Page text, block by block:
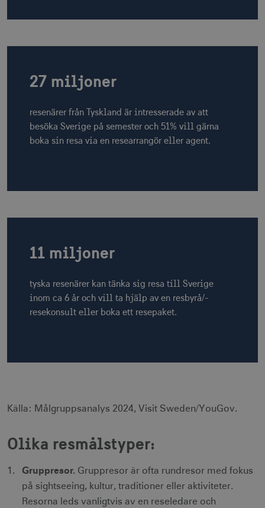
27 miljoner
resenärer från Tyskland är intresserade av att
besöka Sverige på semester och 51% vill gärna
boka sin resa via en researrangör eller agent.
11 miljoner
tyska resenärer kan tänka sig resa till Sverige
inom ca 6 år och vill ta hjälp av en resbyrå/-
resekonsult eller boka ett resepaket.
Källa: Målgruppsanalys 2024, Visit Sweden/YouGov.
Olika resmålstyper:
Gruppresor. Gruppresor är ofta rundresor med fokus
på sightseeing, kultur, traditioner eller aktiviteter.
Resorna leds vanligtvis av en reseledare och